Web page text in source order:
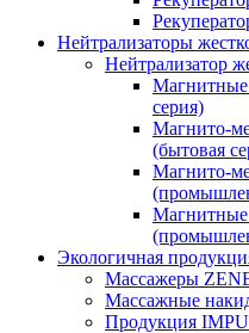
Нейтрализаторы
Нейтрализатор
Магнитные
серия)
Магнито-
(бытовая
Магнито-
Магнитные
Экологичная
Массажеры
Массажные
Продукция